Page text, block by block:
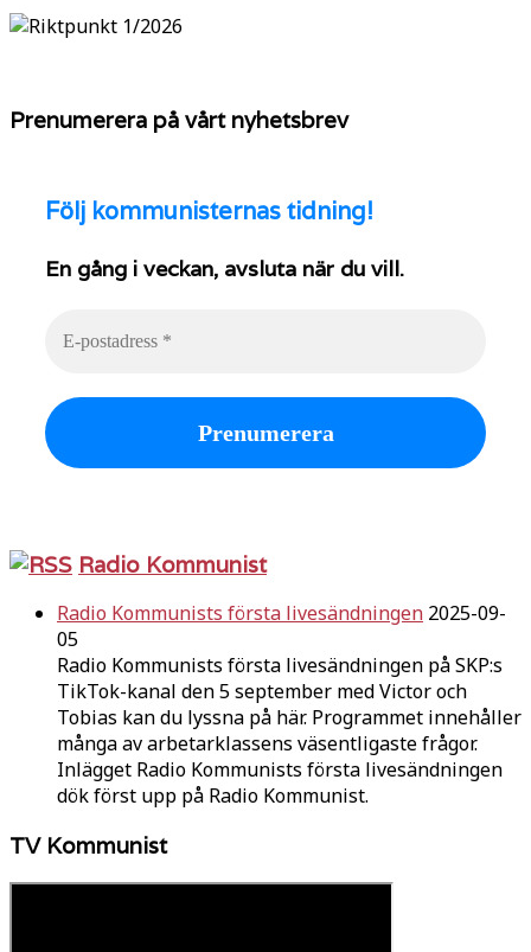
Prenumerera på vårt nyhetsbrev
Följ kommunisternas tidning!
En gång i veckan, avsluta när du vill.
Radio Kommunist
Radio Kommunists första livesändningen 2025-09-
05
Radio Kommunists första livesändningen på SKP:s
TikTok-kanal den 5 september med Victor och
Tobias kan du lyssna på här. Programmet innehåller
många av arbetarklassens väsentligaste frågor.
Inlägget Radio Kommunists första livesändningen
dök först upp på Radio Kommunist.
TV Kommunist